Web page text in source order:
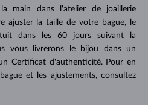
main dans l'atelier de joaillerie
ajuster la taille de votre bague, le
dans les 60 jours suivant la
vous livrerons le bijou dans un
Certificat d'authenticité. Pour en
et les ajustements, consultez